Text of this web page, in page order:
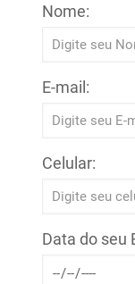
Nome:
E-mail:
Celular:
Data do seu